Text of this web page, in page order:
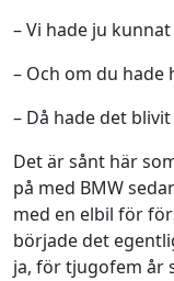
– Vi hade ju
– Och om du hade
– Då hade det
Det är sånt här
på med BMW
med en elbil för
började det
ja, för tjugofem år